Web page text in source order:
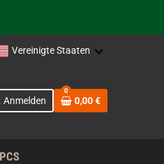
Vereinigte Staaten
Anmelden
0
0,00 €